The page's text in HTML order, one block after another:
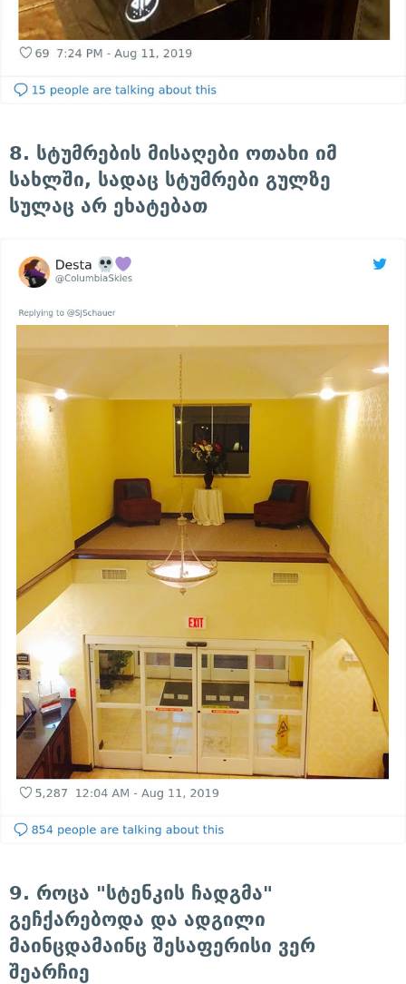
8. სტუმრების მისაღები ოთახი იმ
სახლში, სადაც სტუმრები გულზე
სულაც არ ეხატებათ
9. როცა "სტენკის ჩადგმა"
გეჩქარებოდა და ადგილი
მაინცდამაინც შესაფერისი ვერ
შეარჩიე